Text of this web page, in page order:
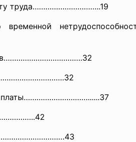
труда…………………………..19